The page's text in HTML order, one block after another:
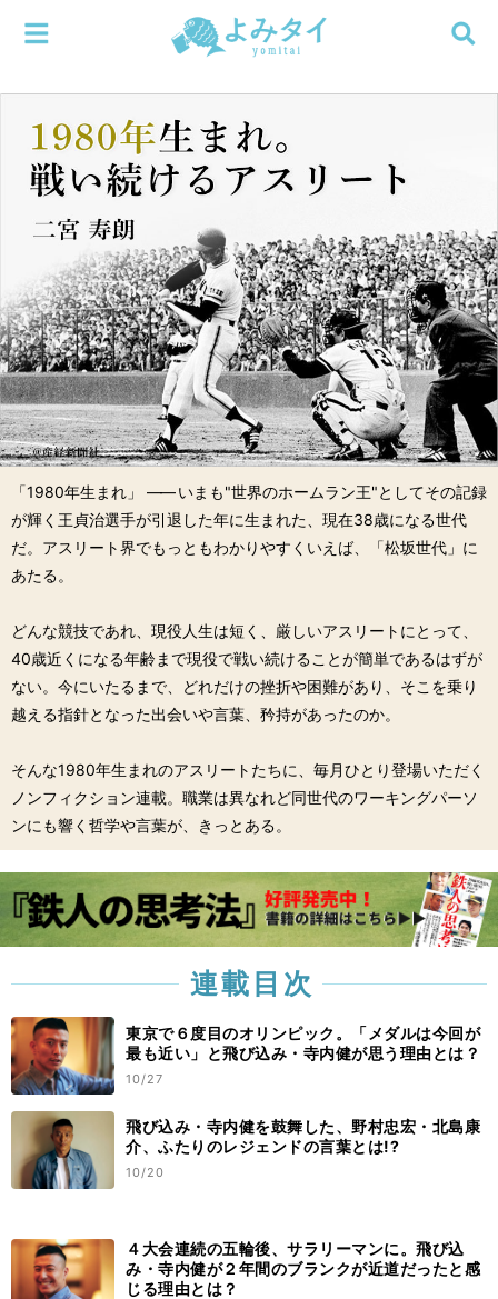
よみタイ
ホーム
新着
連載
新刊
特集
編集部
検索する
メニューを閉じる
「1980年生まれ」 ―― いまも"世界のホームラン王"としてその記録
が輝く王貞治選手が引退した年に生まれた、現在38歳になる世代
だ。アスリート界でもっともわかりやすくいえば、「松坂世代」に
あたる。
どんな競技であれ、現役人生は短く、厳しいアスリートにとって、
40歳近くになる年齢まで現役で戦い続けることが簡単であるはずが
ない。今にいたるまで、どれだけの挫折や困難があり、そこを乗り
越える指針となった出会いや言葉、矜持があったのか。
そんな1980年生まれのアスリートたちに、毎月ひとり登場いただく
ノンフィクション連載。職業は異なれど同世代のワーキングパーソ
ンにも響く哲学や言葉が、きっとある。
連載目次
東京で６度目のオリンピック。「メダルは今回が
最も近い」と飛び込み・寺内健が思う理由とは？
10/27
飛び込み・寺内健を鼓舞した、野村忠宏・北島康
介、ふたりのレジェンドの言葉とは!?
10/20
４大会連続の五輪後、サラリーマンに。飛び込
み・寺内健が２年間のブランクが近道だったと感
じる理由とは？